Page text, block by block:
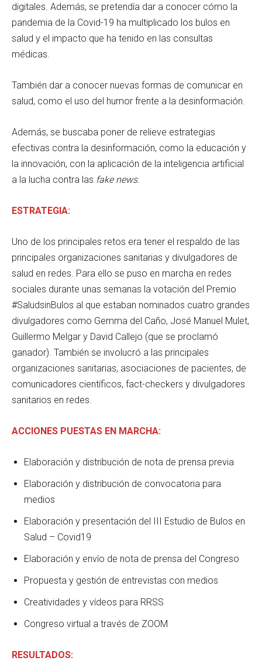
digitales. Además, se pretendía dar a conocer cómo la
pandemia de la Covid-19 ha multiplicado los bulos en
salud y el impacto que ha tenido en las consultas
médicas.
También dar a conocer nuevas formas de comunicar en
salud, como el uso del humor frente a la desinformación.
Además, se buscaba poner de relieve estrategias
efectivas contra la desinformación, como la educación y
la innovación, con la aplicación de la inteligencia artificial
a la lucha contra las fake news.
ESTRATEGIA:
Uno de los principales retos era tener el respaldo de las
principales organizaciones sanitarias y divulgadores de
salud en redes. Para ello se puso en marcha en redes
sociales durante unas semanas la votación del Premio
#SaludsinBulos al que estaban nominados cuatro grandes
divulgadores como Gemma del Caño, José Manuel Mulet,
Guillermo Melgar y David Callejo (que se proclamó
ganador). También se involucró a las principales
organizaciones sanitarias, asociaciones de pacientes, de
comunicadores científicos, fact-checkers y divulgadores
sanitarios en redes.
ACCIONES PUESTAS EN MARCHA:
Elaboración y distribución de nota de prensa previa
Elaboración y distribución de convocatoria para
medios
Elaboración y presentación del III Estudio de Bulos en
Salud – Covid19
Elaboración y envío de nota de prensa del Congreso
Propuesta y gestión de entrevistas con medios
Creatividades y vídeos para RRSS
Congreso virtual a través de ZOOM
RESULTADOS: